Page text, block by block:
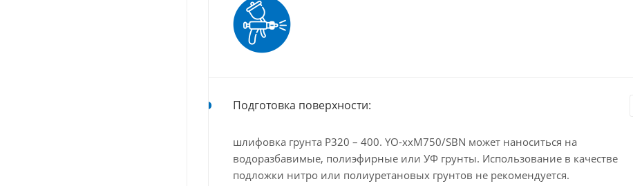
Подготовка поверхности:
шлифовка грунта Р320 – 400. YO-xxM750/SBN может наноситься на
водоразбавимые, полиэфирные или УФ грунты. Использование в качестве
подложки нитро или полиуретановых грунтов не рекомендуется.